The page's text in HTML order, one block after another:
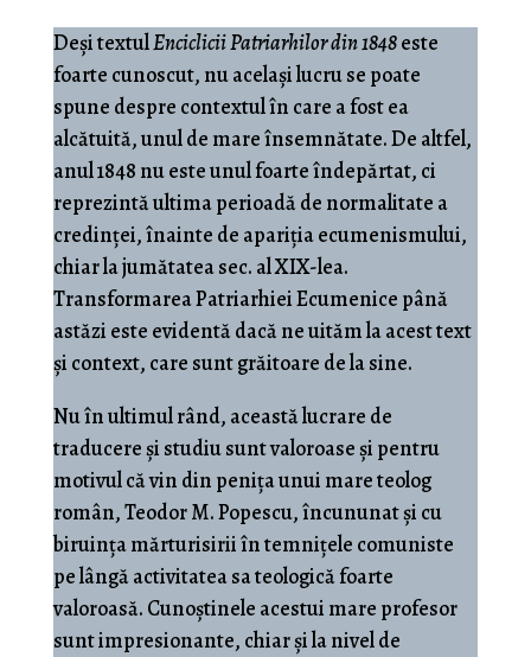
Deși textulEnciclicii Patriarhilor din 1848este
foarte cunoscut, nu același lucru se poate
spune despre contextul în care a fost ea
alcătuită, unul de mare însemnătate. De altfel,
anul 1848 nu este unul foarte îndepărtat, ci
reprezintă ultima perioadă de normalitate a
credinței, înainte de apariția ecumenismului,
chiar la jumătatea sec. al XIX-lea.
Transformarea Patriarhiei Ecumenice până
astăzi este evidentă dacă ne uităm la acest text
și context, care sunt grăitoare de la sine.
Nu în ultimul rând, această lucrare de
traducere și studiu sunt valoroase și pentru
motivul că vin din penița unui mare teolog
român, Teodor M. Popescu, încununat și cu
biruința mărturisirii în temnițele comuniste
pe lângă activitatea sa teologică foarte
valoroasă. Cunoștinele acestui mare profesor
sunt impresionante, chiar și la nivel de